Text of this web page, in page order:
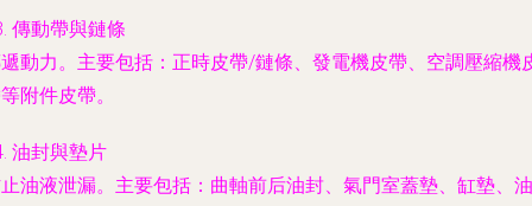
傳動帶與鏈條
動力。主要包括：正時皮帶/鏈條、發電機皮帶、空調壓縮機
附件皮帶。
油封與墊片
油液泄漏。主要包括：曲軸前后油封、氣門室蓋墊、缸墊、油